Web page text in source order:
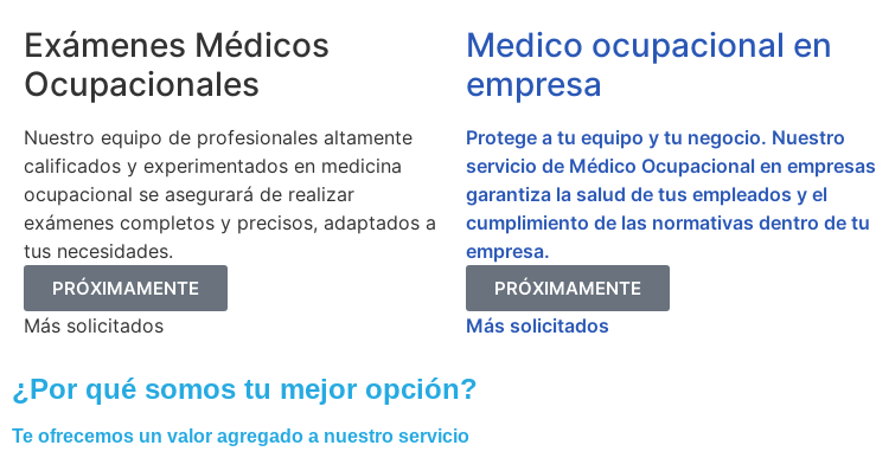
Exámenes Médicos
Ocupacionales
Nuestro equipo de profesionales altamente
calificados y experimentados en medicina
ocupacional se asegurará de realizar
exámenes completos y precisos, adaptados a
tus necesidades.
PRÓXIMAMENTE
Más solicitados
Medico ocupacional en
empresa
Protege a tu equipo y tu negocio. Nuestro
servicio de Médico Ocupacional en empresas
garantiza la salud de tus empleados y el
cumplimiento de las normativas dentro de tu
empresa.
PRÓXIMAMENTE
Más solicitados
¿Por qué somos tu mejor opción?
Te ofrecemos un valor agregado a nuestro servicio